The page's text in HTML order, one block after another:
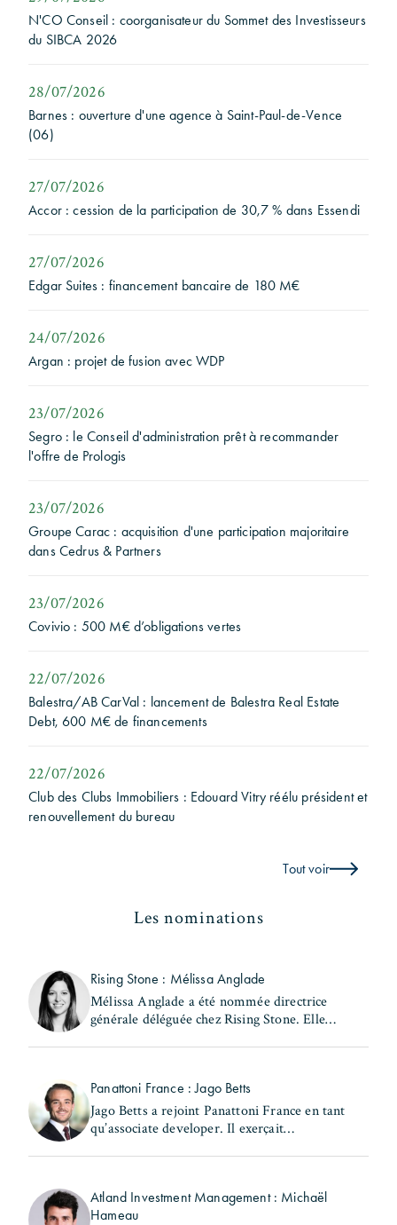
N'CO Conseil : coorganisateur du Sommet des Investisseurs
du SIBCA 2026
28/07/2026
Barnes : ouverture d'une agence à Saint-Paul-de-Vence
(06)
27/07/2026
Accor : cession de la participation de 30,7 % dans Essendi
27/07/2026
Edgar Suites : financement bancaire de 180 M€
24/07/2026
Argan : projet de fusion avec WDP
23/07/2026
Segro : le Conseil d'administration prêt à recommander
l'offre de Prologis
23/07/2026
Groupe Carac : acquisition d'une participation majoritaire
dans Cedrus & Partners
23/07/2026
Covivio : 500 M€ d’obligations vertes
22/07/2026
Balestra/AB CarVal : lancement de Balestra Real Estate
Debt, 600 M€ de financements
22/07/2026
Club des Clubs Immobiliers : Edouard Vitry réélu président et
renouvellement du bureau
Tout voir
Les nominations
Rising Stone : Mélissa Anglade
Mélissa Anglade a été nommée directrice
générale déléguée chez Rising Stone. Elle
Panattoni France : Jago Betts
Jago Betts a rejoint Panattoni France en tant
qu’associate developer. Il exerçait
Atland Investment Management : Michaël
Hameau